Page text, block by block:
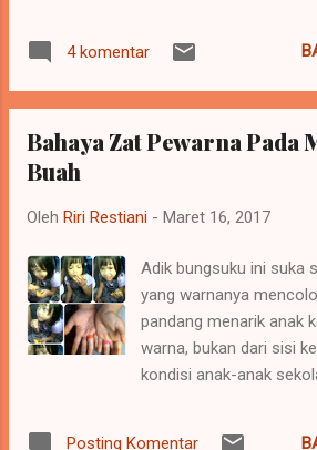
menjaga om saya yang
pass jantung,
yang menurut hasil
satukan, diawali dengan
hobi ngeblog saya
kerjaan juga masih
saya begadang. Duhhh
begadang, padahal ini
sehat loh, rasanya
mengurangi. Berada di
4 komentar
Bahaya Zat Pewarna Pada
Buah
Oleh Riri Restiani - Maret 16, 2017
Adik bungsuku ini suka
yang warnanya
pandang menarik anak
warna, bukan dari sisi
kondisi anak-anak
Posting Komentar